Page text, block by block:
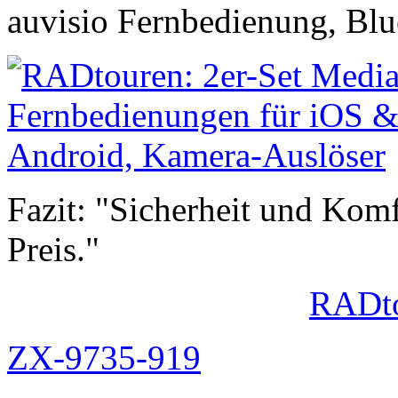
auvisio Fernbedienung,
Fazit: "Sicherheit und
Preis."
ZX-9735-919